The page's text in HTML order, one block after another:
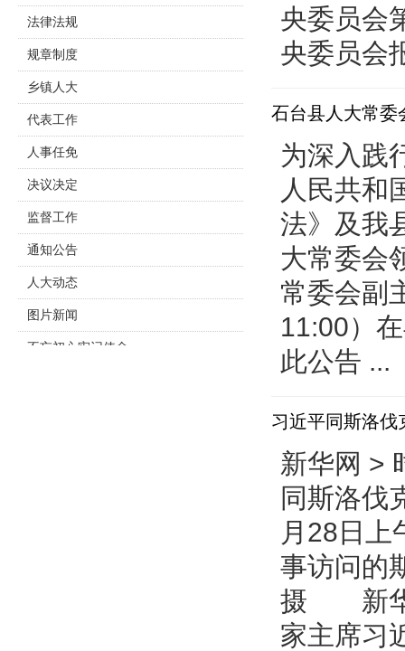
法律法规
规章制度
乡镇人大
代表工作
人事任免
决议决定
监督工作
通知公告
人大动态
图片新闻
不忘初心牢记使命
央委员会
央委员会
石台县人大常委
为深入践
人民共和
法》及我
大常委会
常委会副
11:00）
此公告 ...
习近平同斯洛伐
新华网 >
同斯洛
月28日上
事访问的
摄 新华
家主席习